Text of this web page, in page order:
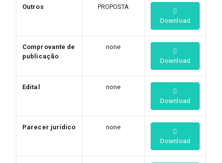
Outros
PROPOSTA
Download
Comprovante de
publicação
none
Download
Edital
none
Download
Parecer jurídico
none
Download